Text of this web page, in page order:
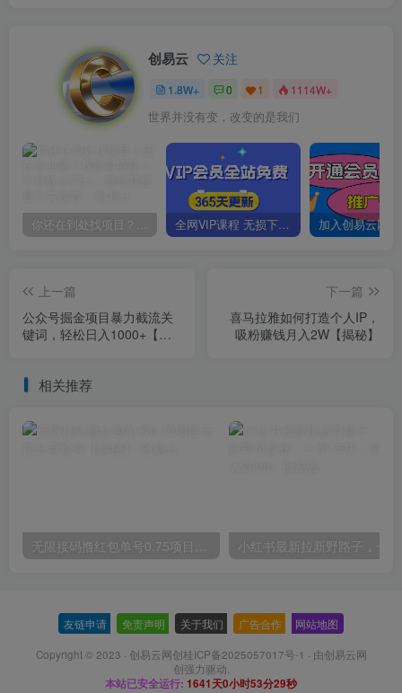
创易云 关注
1.8W+ 0 1 1114W+
世界并没有变，改变的是我们
你还在到处找项目？还在当韭菜？我靠卖项目一个月收入5万+，曾经我也是个失败者。 全网VIP课程 无损下载~
上一篇
公众号掘金项目暴力截流关
键词，轻松日入1000+【揭
下一篇
喜马拉雅如何打造个人IP，
吸粉赚钱月入2W【揭秘】
相关推荐
无限接码撸红包单号0.75项目无偿分享给你【揭秘】
友链申请 免责声明 关于我们 广告合作 网站地图
Copyright © 2023 · 创易云网创桂ICP备2025057017号-1 · 由创易云网
创强力驱动.
本站已安全运行: 1641天0小时53分30秒